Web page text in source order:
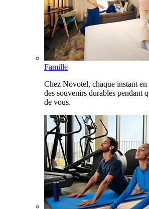
Famille
Chez Novotel, chaque instant
des souvenirs durables pendant
de vous.